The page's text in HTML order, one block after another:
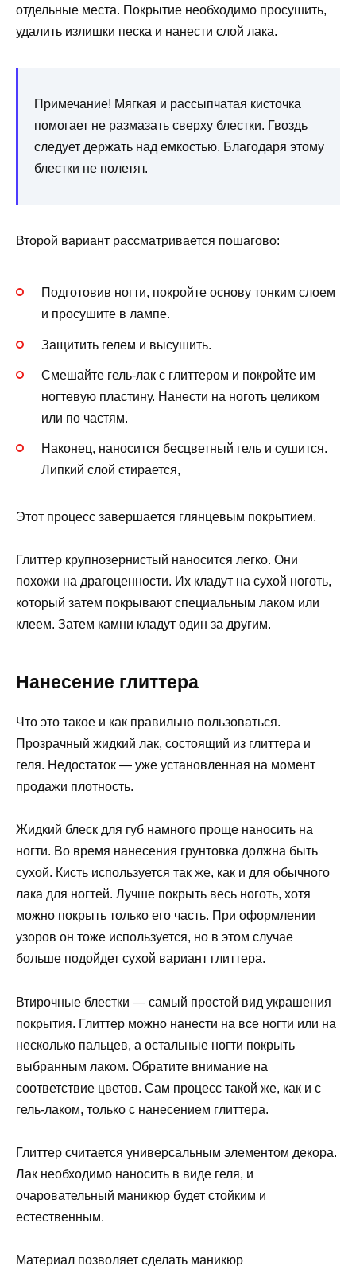
отдельные места. Покрытие необходимо просушить,
удалить излишки песка и нанести слой лака.
Примечание! Мягкая и рассыпчатая кисточка
помогает не размазать сверху блестки. Гвоздь
следует держать над емкостью. Благодаря этому
блестки не полетят.
Второй вариант рассматривается пошагово:
Подготовив ногти, покройте основу тонким слоем
и просушите в лампе.
Защитить гелем и высушить.
Смешайте гель-лак с глиттером и покройте им
ногтевую пластину. Нанести на ноготь целиком
или по частям.
Наконец, наносится бесцветный гель и сушится.
Липкий слой стирается,
Этот процесс завершается глянцевым покрытием.
Глиттер крупнозернистый наносится легко. Они
похожи на драгоценности. Их кладут на сухой ноготь,
который затем покрывают специальным лаком или
клеем. Затем камни кладут один за другим.
Нанесение глиттера
Что это такое и как правильно пользоваться.
Прозрачный жидкий лак, состоящий из глиттера и
геля. Недостаток — уже установленная на момент
продажи плотность.
Жидкий блеск для губ намного проще наносить на
ногти. Во время нанесения грунтовка должна быть
сухой. Кисть используется так же, как и для обычного
лака для ногтей. Лучше покрыть весь ноготь, хотя
можно покрыть только его часть. При оформлении
узоров он тоже используется, но в этом случае
больше подойдет сухой вариант глиттера.
Втирочные блестки — самый простой вид украшения
покрытия. Глиттер можно нанести на все ногти или на
несколько пальцев, а остальные ногти покрыть
выбранным лаком. Обратите внимание на
соответствие цветов. Сам процесс такой же, как и с
гель-лаком, только с нанесением глиттера.
Глиттер считается универсальным элементом декора.
Лак необходимо наносить в виде геля, и
очаровательный маникюр будет стойким и
естественным.
Материал позволяет сделать маникюр